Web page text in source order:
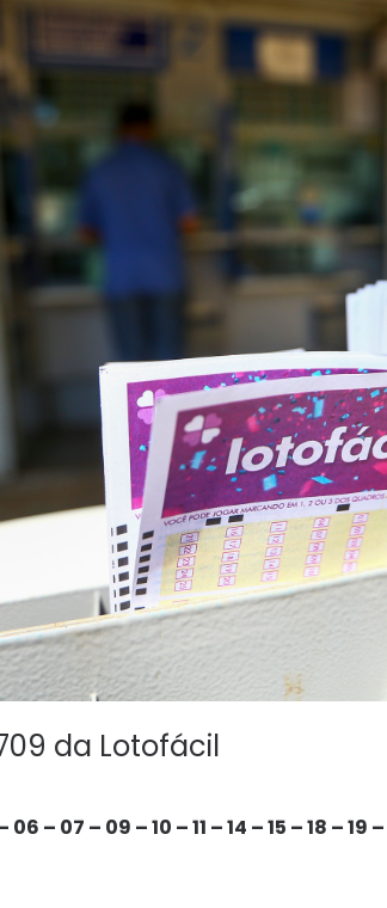
da Lotofácil
06 – 07 – 09 – 10 – 11 – 14 – 15 – 18 – 19